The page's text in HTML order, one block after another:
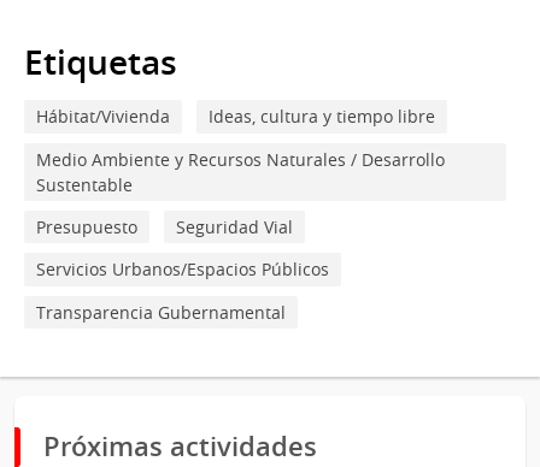
Etiquetas
Hábitat/Vivienda
Ideas, cultura y tiempo libre
Medio Ambiente y Recursos Naturales / Desarrollo
Sustentable
Presupuesto
Seguridad Vial
Servicios Urbanos/Espacios Públicos
Transparencia Gubernamental
Próximas actividades